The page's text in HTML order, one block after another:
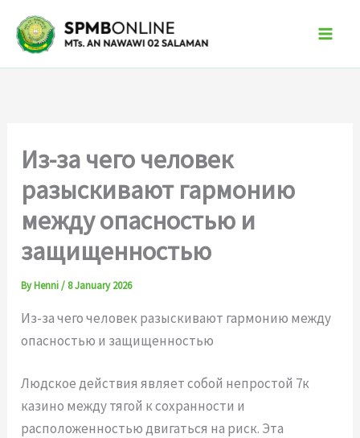
content
Из-за чего человек
разыскивают гармонию
между опасностью и
защищенностью
ByHenni/ 8 January 2026
Из-за чего человек разыскивают гармонию между
опасностью и защищенностью
Людское действия являет собой непростой 7к
казино между тягой к сохранности и
расположенностью двигаться на риск. Эта